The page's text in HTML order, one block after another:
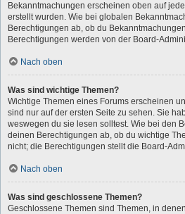
Bekanntmachungen erscheinen oben auf
erstellt wurden. Wie bei globalen
Berechtigungen ab, ob du
Berechtigungen werden von der Board-
Nach oben
Was sind wichtige Themen?
Wichtige Themen eines Forums erscheinen
sind nur auf der ersten Seite zu sehen. Sie
weswegen du sie lesen solltest. Wie bei den
deinen Berechtigungen ab, ob du wichtige
nicht; die Berechtigungen stellt die Board-
Nach oben
Was sind geschlossene Themen?
Geschlossene Themen sind Themen, in